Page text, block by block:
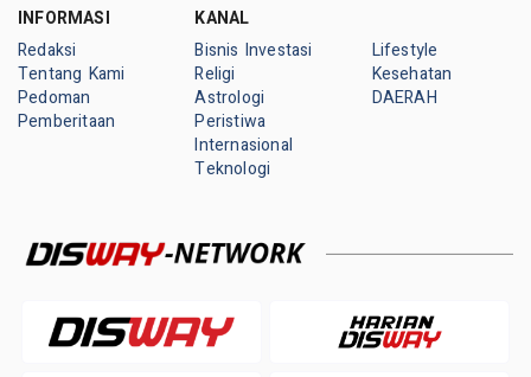
INFORMASI
Redaksi
Tentang Kami
Pedoman
Pemberitaan
KANAL
Bisnis Investasi
Religi
Astrologi
Peristiwa
Internasional
Teknologi
Lifestyle
Kesehatan
DAERAH